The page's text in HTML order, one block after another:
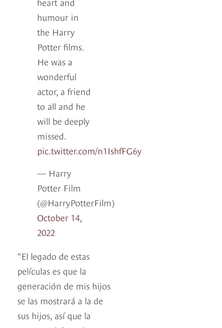
humour in
the Harry
Potter films.
He was a
wonderful
actor, a friend
to all and he
will be deeply
missed.
pic.twitter.com/n1IshfFG6y
— Harry
Potter Film
(@HarryPotterFilm)
October 14,
2022
“El legado de estas
películas es que la
generación de mis hijos
se las mostrará a la de
sus hijos, así que la